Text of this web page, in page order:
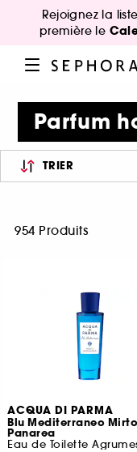
Rejoignez la
première le
Parfum
TRIER
954 Produits
ACQUA DI PARMA
Blu Mediterraneo
Panarea